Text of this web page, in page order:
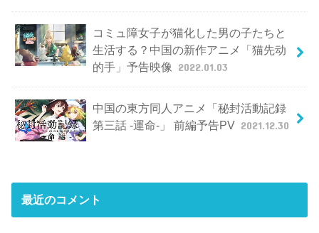
コミュ障女子が猫化した男の子たちと
生活する？中国の新作アニメ「猫先动
的手」予告映像
2022.01.03
中国の東方同人アニメ「秘封活動記録
第三話 -運命-」 前編予告PV 2021.12.30
最近のコメント